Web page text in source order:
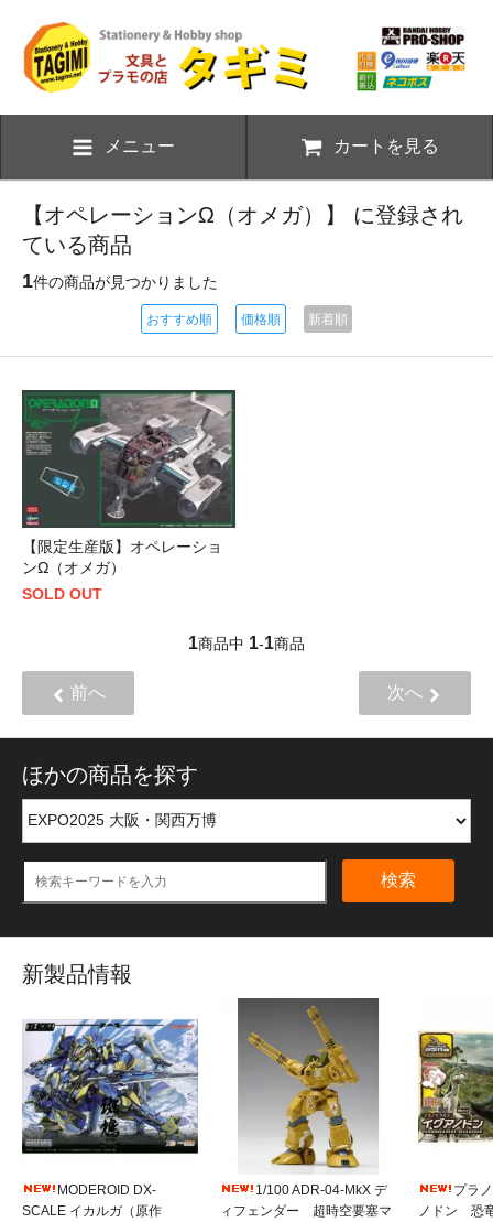
メニュー カートを見る
【オペレーションΩ（オメガ）】 に登録され
ている商品
1件の商品が見つかりました
おすすめ順 価格順 新着順
【限定生産版】オペレーショ
ンΩ（オメガ）
SOLD OUT
1商品中 1-1商品
前へ 次へ
ほかの商品を探す
検索
新製品情報
MODEROID DX-
SCALE イカルガ（原作
1/100 ADR-04-MkX デ
ィフェンダー 超時空要塞マ
プラ
ノドン 恐